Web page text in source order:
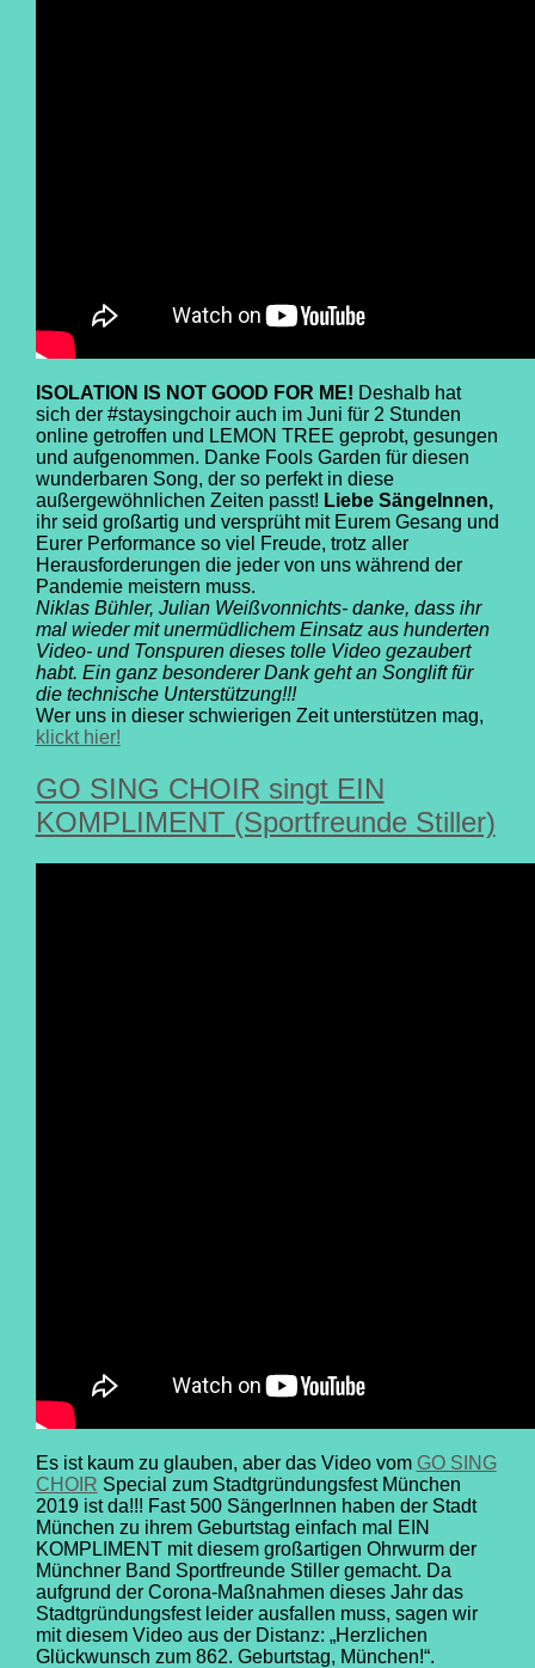
ISOLATION IS NOT GOOD FOR ME! Deshalb hat
sich der #staysingchoir auch im Juni für 2 Stunden
online getroffen und LEMON TREE geprobt, gesungen
und aufgenommen. Danke Fools Garden für diesen
wunderbaren Song, der so perfekt in diese
außergewöhnlichen Zeiten passt! Liebe SängeInnen,
ihr seid großartig und versprüht mit Eurem Gesang und
Eurer Performance so viel Freude, trotz aller
Herausforderungen die jeder von uns während der
Pandemie meistern muss.
Niklas Bühler, Julian Weißvonnichts- danke, dass ihr
mal wieder mit unermüdlichem Einsatz aus hunderten
Video- und Tonspuren dieses tolle Video gezaubert
habt. Ein ganz besonderer Dank geht an Songlift für
die technische Unterstützung!!!
Wer uns in dieser schwierigen Zeit unterstützen mag,
klickt hier!
GO SING CHOIR singt EIN
KOMPLIMENT (Sportfreunde Stiller)
Es ist kaum zu glauben, aber das Video vom GO SING
CHOIR Special zum Stadtgründungsfest München
2019 ist da!!! Fast 500 SängerInnen haben der Stadt
München zu ihrem Geburtstag einfach mal EIN
KOMPLIMENT mit diesem großartigen Ohrwurm der
Münchner Band Sportfreunde Stiller gemacht. Da
aufgrund der Corona-Maßnahmen dieses Jahr das
Stadtgründungsfest leider ausfallen muss, sagen wir
mit diesem Video aus der Distanz: „Herzl ichen
Glückwunsch zum 862. Geburtstag, München!“.